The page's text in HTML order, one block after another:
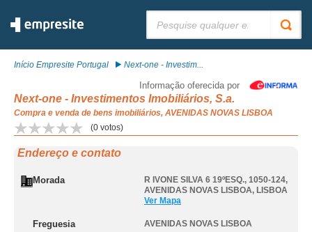
Início Empresite Portugal Next-one - Investim...
Informação oferecida por
Next-one - Investimentos Imobiliários, S.a.
Compra e venda de bens imobiliários, AVENIDAS NOVAS LISBOA
(0 votos)
Endereço e contato
Morada R IVONE SILVA 6 19ºESQ., 1050-124,
AVENIDAS NOVAS LISBOA, LISBOA
Ver Mapa
Freguesia AVENIDAS NOVAS LISBOA